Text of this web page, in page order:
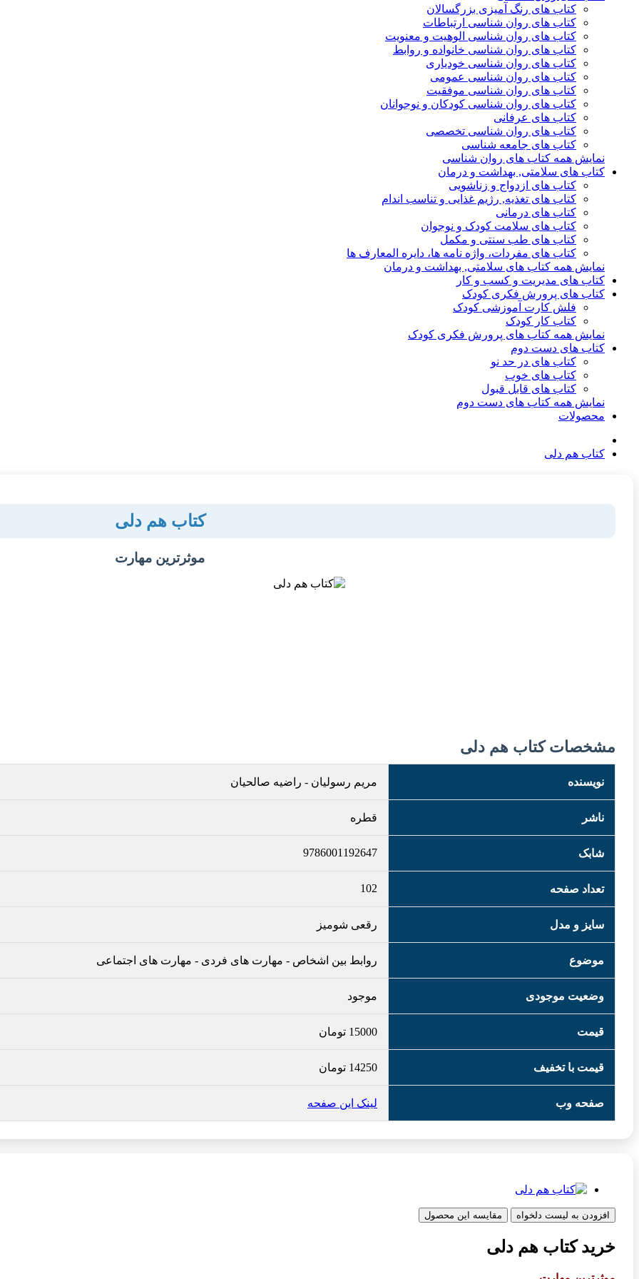
کتاب های رنگ آمیزی بزرگسالان
کتاب های روان شناسی ارتباطات
کتاب های روان شناسی الوهیت و معنویت
کتاب های روان شناسی خانواده و روابط
کتاب های روان شناسی خودیاری
کتاب های روان شناسی عمومی
کتاب های روان شناسی موفقیت
کتاب های روان شناسی کودکان و نوجوانان
کتاب های عرفانی
کتاب های روان شناسی تخصصی
کتاب های جامعه شناسی
نمایش همه کتاب های روان شناسی
کتاب های سلامتی, بهداشت و درمان
کتاب های ازدواج و زناشویی
کتاب های تغذیه, رژیم غذایی و تناسب اندام
کتاب های درمانی
کتاب های سلامت کودک و نوجوان
کتاب های طب سنتی و مکمل
کتاب های مفردات، واژه نامه ها، دایره المعارف ها
نمایش همه کتاب های سلامتی, بهداشت و درمان
کتاب های مدیریت و کسب و کار
کتاب های پرورش فکری کودک
فلش کارت آموزشی کودک
کتاب کار کودک
نمایش همه کتاب های پرورش فکری کودک
کتاب های دست دوم
کتاب های در حد نو
کتاب های خوب
کتاب های قابل قبول
نمایش همه کتاب های دست دوم
محصولات
کتاب هم دلی
کتاب هم دلی
موثرترین مهارت
مشخصات کتاب هم دلی
نویسنده مریم رسولیان - راضیه صالحیان
ناشر قطره
شابک 9786001192647
تعداد صفحه 102
سایز و مدل رقعی شومیز
موضوع روابط بین اشخاص - مهارت های فردی - مهارت های اجتماعی
وضعیت موجودی موجود
قیمت 15000 تومان
قیمت با تخفیف 14250 تومان
صفحه وب لینک این صفحه
افزودن به لیست دلخواه مقایسه این محصول
خرید کتاب هم دلی